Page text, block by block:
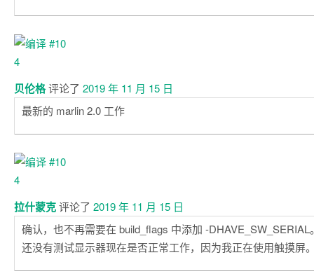
贝伦格评论了 2019 年 11 月 15 日
最新的 marlin 2.0 工作
拉什蒙克评论了 2019 年 11 月 15 日
确认，也不再需要在 build_flags 中添加 -DHAVE_SW_SERIAL
还没有测试显示器现在是否正常工作，因为我正在使用触摸屏